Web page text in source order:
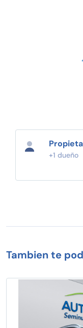
+1 dueño
Tambien te